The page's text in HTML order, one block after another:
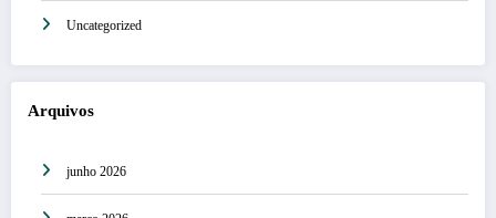
Uncategorized
Arquivos
junho 2026